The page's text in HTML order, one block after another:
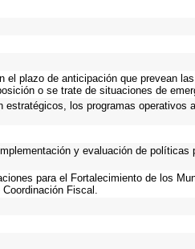
plazo de anticipación que prevean
o se trate de situaciones de
los programas
y evaluación de
para el Fortalecimiento de los
Fiscal.